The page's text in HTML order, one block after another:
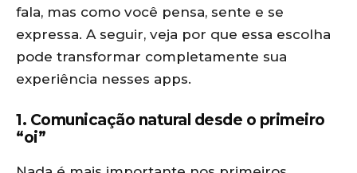
fala, mas como você pensa, sente e se
expressa. A seguir, veja por que essa escolha
pode transformar completamente sua
experiência nesses apps.
1. Comunicação natural desde o primeiro
“oi”